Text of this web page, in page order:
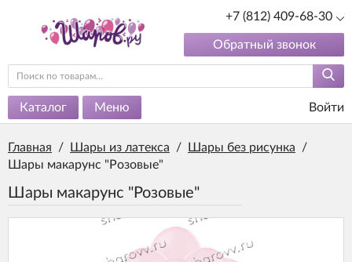
+7 (812) 409-68-30
Обратный звонок
Каталог Меню Войти
Главная / Шары из латекса / Шары без рисунка
/
Шары макарунс "Розовые"
Шары макарунс "Розовые"